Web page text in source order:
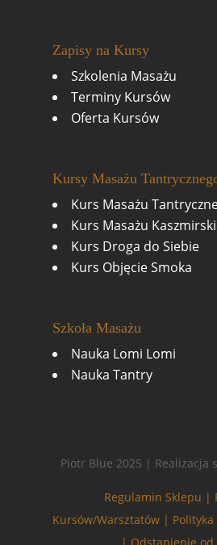
Zapisy na Kursy
Szkolenia Masażu
Terminy Kursów
Oferta Kursów
Kursy Masażu
Kurs Masażu
Kurs Masażu
Kurs Droga do Siebie
Kurs Objęcie Smoka
Szkoła Masażu
Nauka Lomi Lomi
Nauka Tantry
Piotr Blue 2025 | Realizacja
Regulamin Sklepu |
Kursów/Warsztatów |